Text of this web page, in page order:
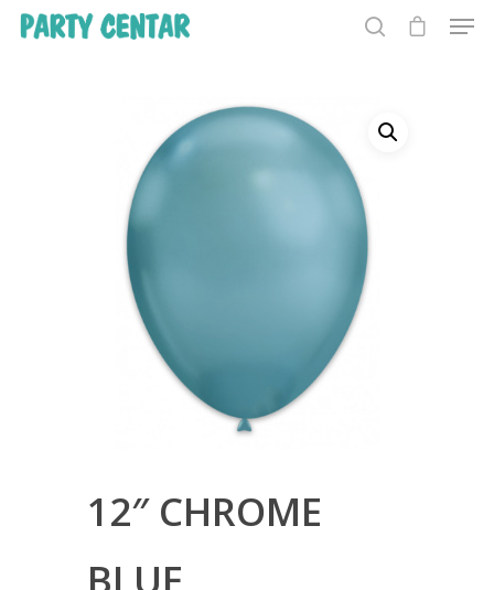
Hit enter to search or ESC to close
12″ CHROME
BLUE